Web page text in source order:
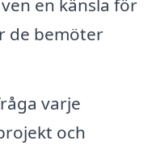
en känsla för
de bemöter
varje
och